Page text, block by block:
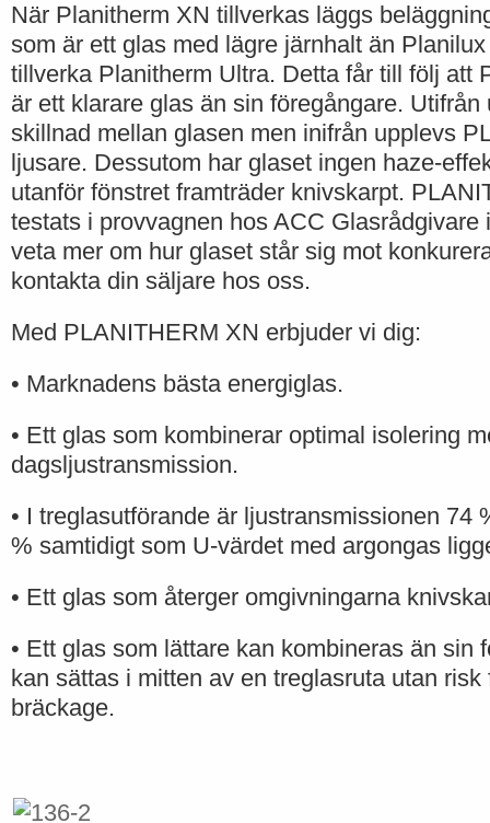
När Planitherm XN tillverkas läggs
som är ett glas med lägre järnhalt än
tillverka Planitherm Ultra. Detta får till följ att
är ett klarare glas än sin föregångare. Utifrån
skillnad mellan glasen men inifrån upplevs
ljusare. Dessutom har glaset ingen haze-
utanför fönstret framträder knivskarpt.
testats i provvagnen hos ACC Glasrådgivare
veta mer om hur glaset står sig mot
kontakta din säljare hos oss.
Med PLANITHERM XN erbjuder vi dig:
• Marknadens bästa energiglas.
• Ett glas som kombinerar optimal isolering
dagsljustransmission.
• I treglasutförande är ljustransmissionen 74
% samtidigt som U-värdet med argongas
• Ett glas som återger omgivningarna
• Ett glas som lättare kan kombineras än sin
kan sättas i mitten av en treglasruta utan risk
bräckage.